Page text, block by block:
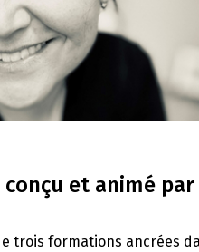
et animé par
trois formations ancrées